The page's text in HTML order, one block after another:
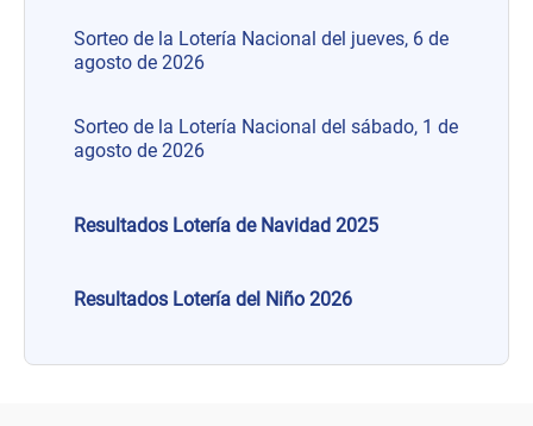
Sorteo de la Lotería Nacional del jueves, 6 de
agosto de 2026
Sorteo de la Lotería Nacional del sábado, 1 de
agosto de 2026
Resultados Lotería de Navidad 2025
Resultados Lotería del Niño 2026